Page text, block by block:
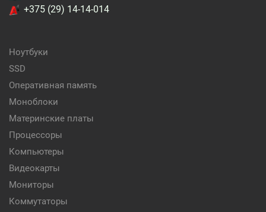
+375 (29) 14-14-014
Ноутбуки
SSD
Оперативная память
Моноблоки
Материнские платы
Процессоры
Компьютеры
Видеокарты
Мониторы
Коммутаторы